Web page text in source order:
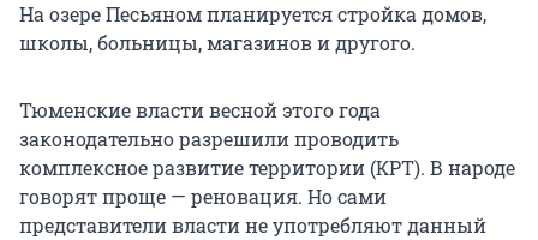
На озере Песьяном планируется стройка домов,
школы, больницы, магазинов и другого.
Тюменские власти весной этого года
законодательно разрешили проводить
комплексное развитие территории (КРТ). В народе
говорят проще — реновация. Но сами
представители власти не употребляют данный